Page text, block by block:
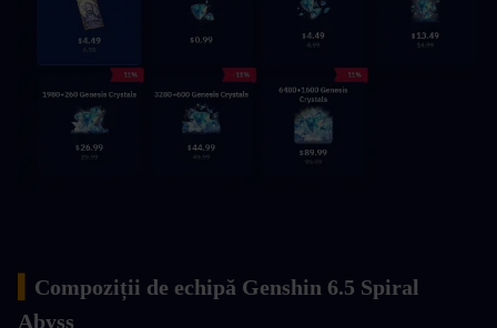
Compoziții de echipă Genshin 6.5 Spiral
Abyss